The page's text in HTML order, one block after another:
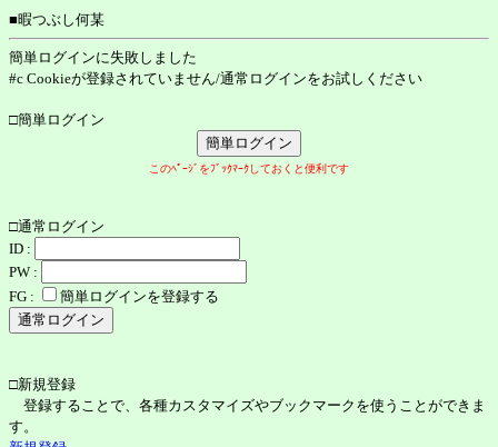
■暇つぶし何某
簡単ログインに失敗しました
#c Cookieが登録されていません/通常ログインをお試しください
□簡単ログイン
このﾍﾟｰｼﾞをﾌﾞｯｸﾏｰｸしておくと便利です
□通常ログイン
ID :
PW :
FG :
簡単ログインを登録する
□新規登録
登録することで、各種カスタマイズやブックマークを使うことができま
す。